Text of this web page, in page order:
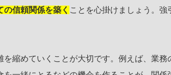
の信頼関係を築く ことを心掛けましょう。強
縮めていくことが大切です。例えば、業務